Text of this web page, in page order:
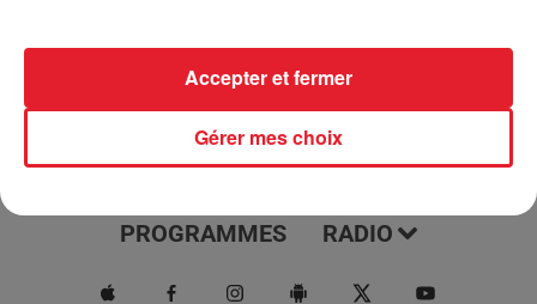
ACTUS MUSIQUES
PROGRAMMES RADIO
Gérer mes choix
Accepter et fermer